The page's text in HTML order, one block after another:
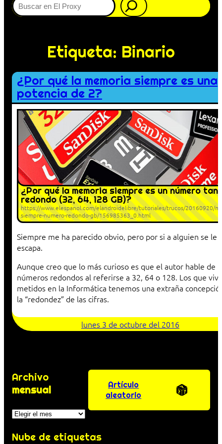
Etiqueta: Binario
¿Por qué la memoria siempre es una
potencia de 2?
¿Por qué la memoria siempre es un número tan
redondo (32, 64, 128 GB)?
https://www.elespanol.com/elandroidelibre/tutoriales/trucos/20160920/
siempre-numero-redondo-gb/156985363_0.html
Siempre me ha parecido obvio, pero por si a alguien se le
escapa.
Aunque creo que lo más curioso es que el autor hable de
números redondos al referirse a 32, 64 o 128. Los que
metidos en la Informática tenemos una extraña
la “redondez” de las cifras.
lunes 3 de octubre del 2016
Archivo
mensual
Archivos
Artículo
aleatorio
Nube de etiquetas